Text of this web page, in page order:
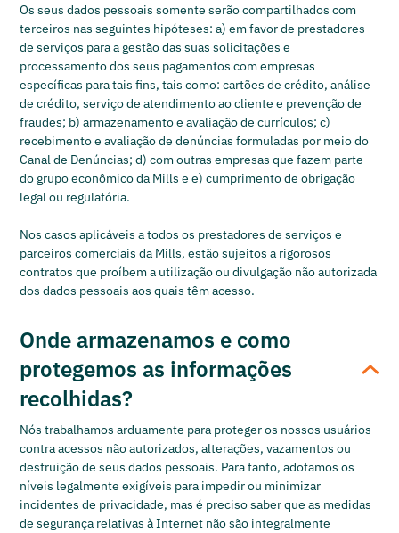
Os seus dados pessoais somente serão compartilhados com
terceiros nas seguintes hipóteses: a) em favor de prestadores
de serviços para a gestão das suas solicitações e
processamento dos seus pagamentos com empresas
específicas para tais fins, tais como: cartões de crédito, análise
de crédito, serviço de atendimento ao cliente e prevenção de
fraudes; b) armazenamento e avaliação de currículos; c)
recebimento e avaliação de denúncias formuladas por meio do
Canal de Denúncias; d) com outras empresas que fazem parte
do grupo econômico da Mills e e) cumprimento de obrigação
legal ou regulatória.
Nos casos aplicáveis a todos os prestadores de serviços e
parceiros comerciais da Mills, estão sujeitos a rigorosos
contratos que proíbem a utilização ou divulgação não autorizada
dos dados pessoais aos quais têm acesso.
Onde armazenamos e como
protegemos as informações
recolhidas?
Nós trabalhamos arduamente para proteger os nossos usuários
contra acessos não autorizados, alterações, vazamentos ou
destruição de seus dados pessoais. Para tanto, adotamos os
níveis legalmente exigíveis para impedir ou minimizar
incidentes de privacidade, mas é preciso saber que as medidas
de segurança relativas à Internet não são integralmente